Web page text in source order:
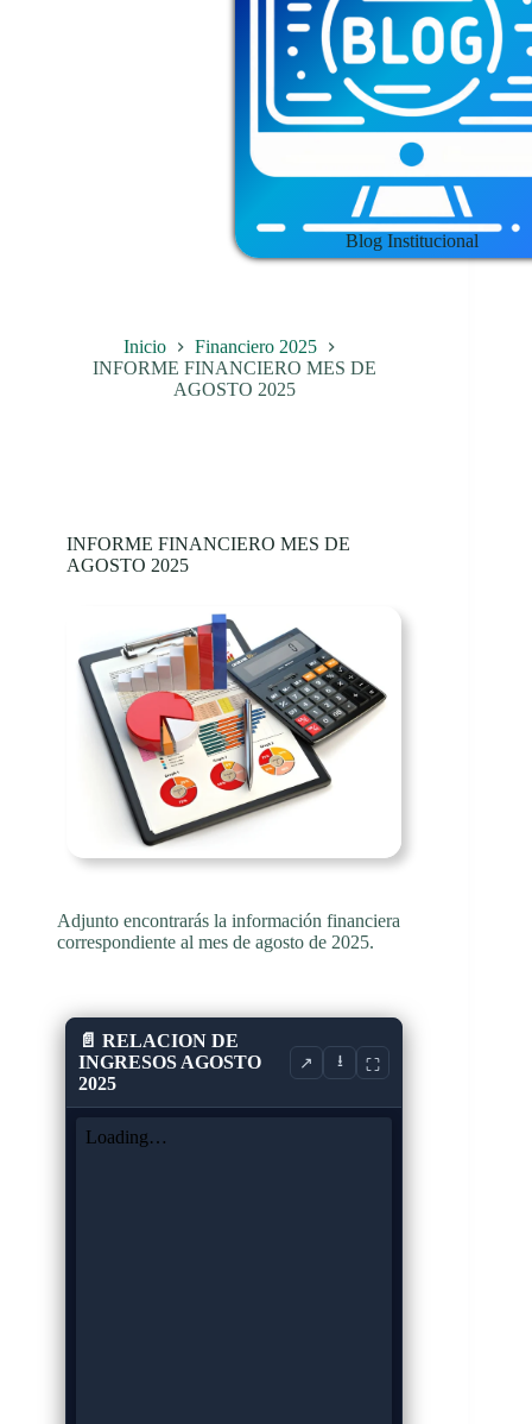
Blog Institucional
Inicio
Financiero 2025
INFORME FINANCIERO MES DE
AGOSTO 2025
INFORME FINANCIERO MES DE
AGOSTO 2025
Adjunto encontrarás la información financiera
correspondiente al mes de agosto de 2025.
📄 RELACION DE
INGRESOS AGOSTO
2025
↗ ⭳ ⛶